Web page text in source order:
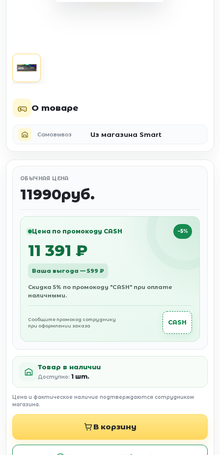
О товаре
Самовывоз Из магазина Smart
ОБЫЧНАЯ ЦЕНА
11990руб.
Цена по промокоду CASH −5%
11 391 ₽
Ваша выгода — 599 ₽
Скидка 5% по промокоду "CASH" при оплате
наличными.
Сообщите промокод сотруднику
при оформлении заказа
CASH
Товар в наличии
Доступно: 1 шт.
Цена и фактическое наличие подтверждаются сотрудником
магазина.
В корзину